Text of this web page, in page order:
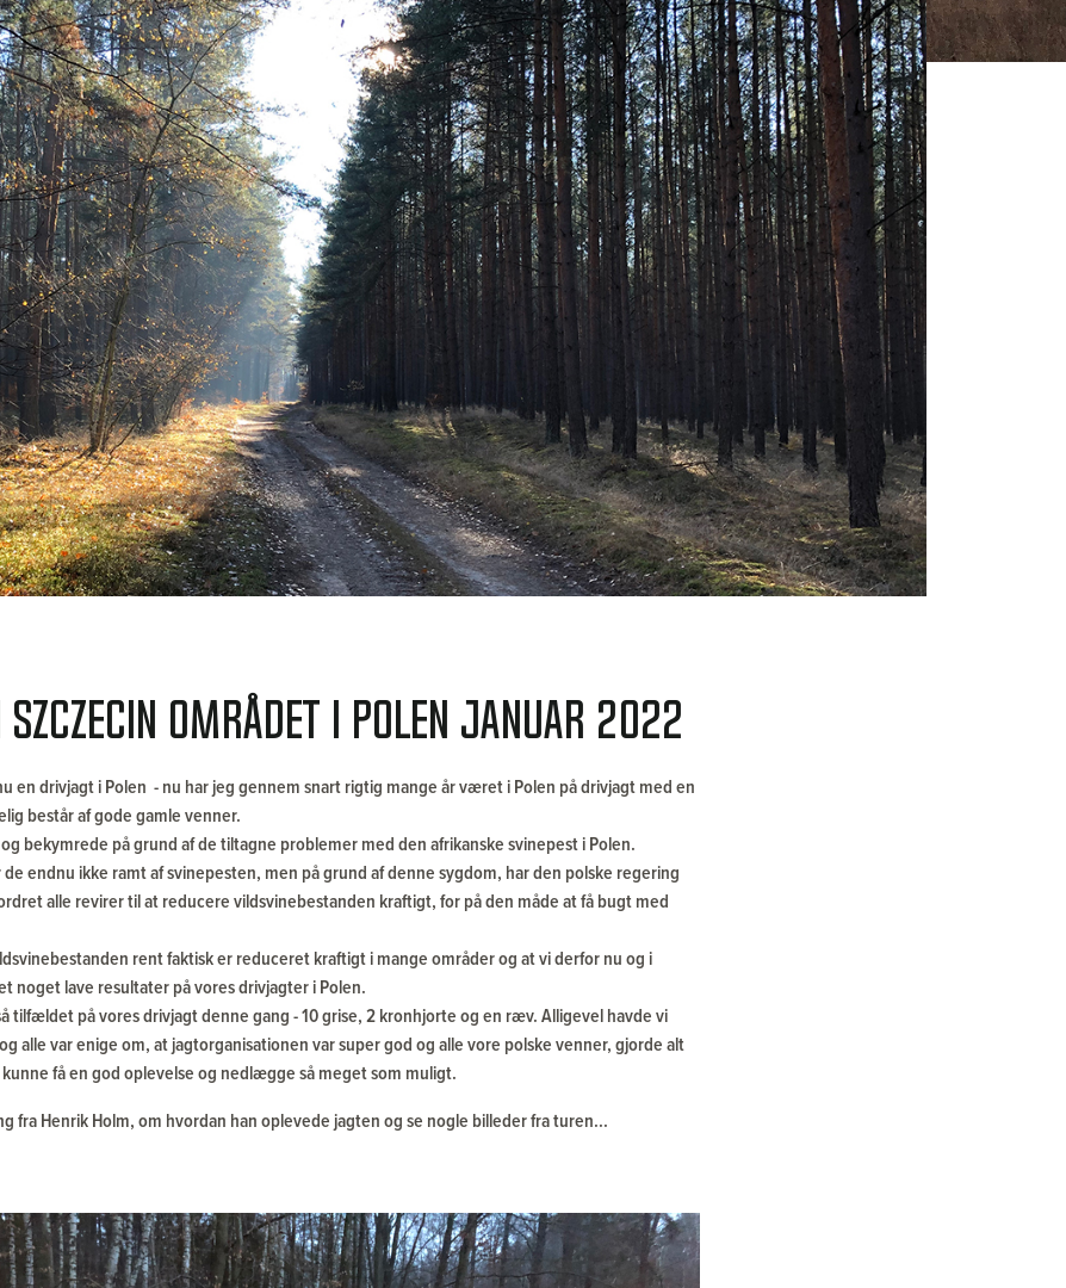
området i Polen januar 2022
en drivjagt i Polen - nu har jeg gennem snart rigtig mange år været i Polen på drivjagt med en
består af gode gamle venner.
bekymrede på grund af de tiltagne problemer med den afrikanske svinepest i Polen.
endnu ikke ramt af svinepesten, men på grund af denne sygdom, har den polske regering
alle revirer til at reducere vildsvinebestanden kraftigt, for på den måde at få bugt med
rent faktisk er reduceret kraftigt i mange områder og at vi derfor nu og i
noget lave resultater på vores drivjagter i Polen.
tilfældet på vores drivjagt denne gang - 10 grise, 2 kronhjorte og en ræv. Alligevel havde vi
alle var enige om, at jagtorganisationen var super god og alle vore polske venner, gjorde alt
få en god oplevelse og nedlægge så meget som muligt.
fra Henrik Holm, om hvordan han oplevede jagten og se nogle billeder fra turen...